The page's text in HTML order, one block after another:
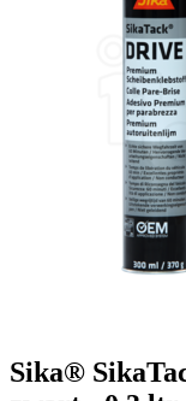
Sika®